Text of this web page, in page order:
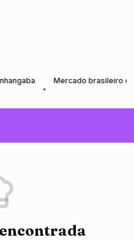
Mercado brasileiro de vinil